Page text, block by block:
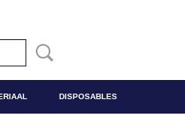
DISPOSABLES